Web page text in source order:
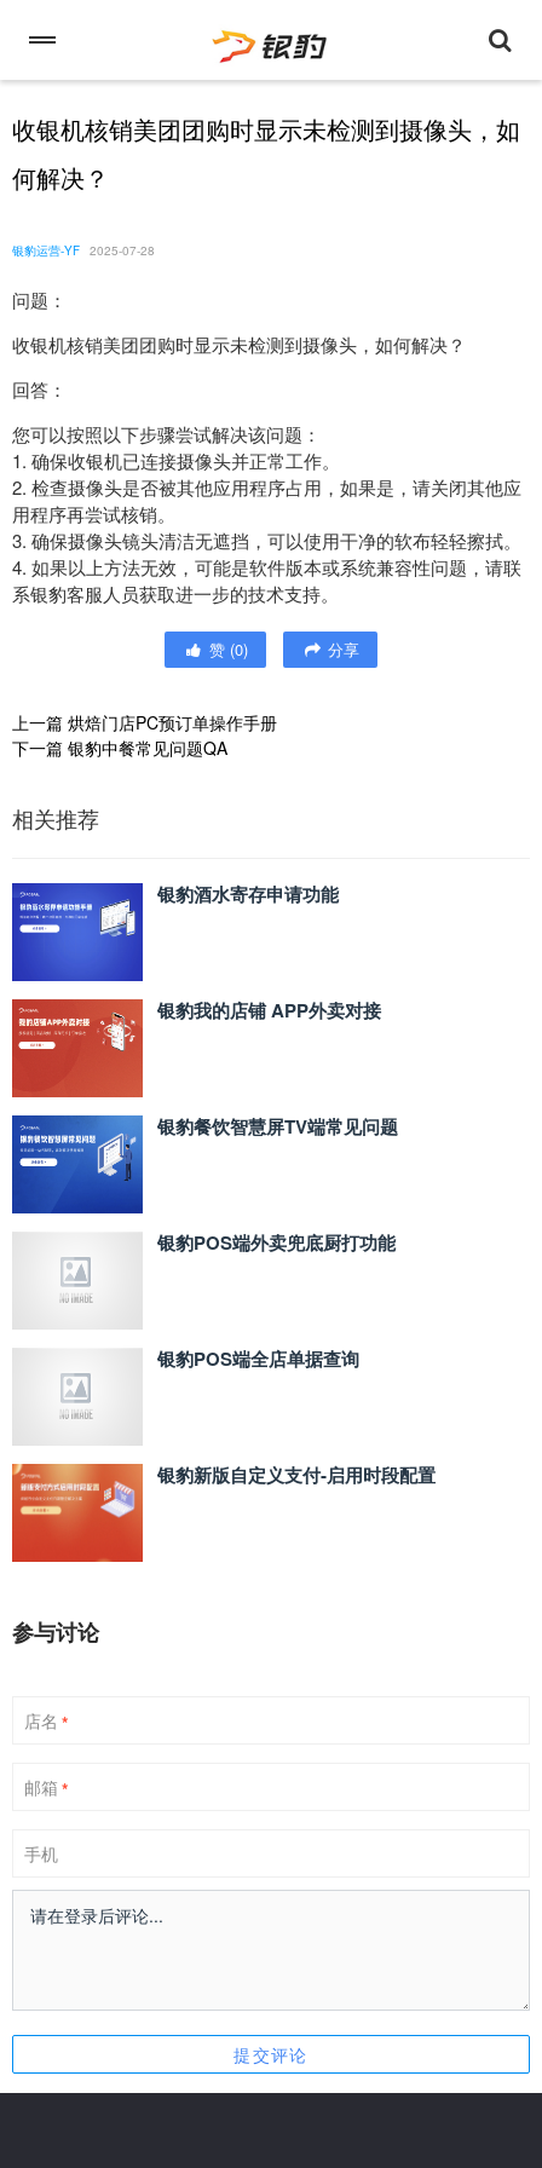
收银机核销美团团购时显示未检测到摄像头，如
何解决？
银豹运营-YF 2025-07-28
问题：
收银机核销美团团购时显示未检测到摄像头，如何解决？
回答：
您可以按照以下步骤尝试解决该问题：
1. 确保收银机已连接摄像头并正常工作。
2. 检查摄像头是否被其他应用程序占用，如果是，请关闭其他应
用程序再尝试核销。
3. 确保摄像头镜头清洁无遮挡，可以使用干净的软布轻轻擦拭。
4. 如果以上方法无效，可能是软件版本或系统兼容性问题，请联
系银豹客服人员获取进一步的技术支持。
赞 (0) 分享
上一篇 烘焙门店PC预订单操作手册
下一篇 银豹中餐常见问题QA
相关推荐
银豹酒水寄存申请功能
银豹我的店铺 APP外卖对接
银豹餐饮智慧屏TV端常见问题
银豹POS端外卖兜底厨打功能
银豹POS端全店单据查询
银豹新版自定义支付‑启用时段配置
参与讨论
店名 *
邮箱 *
手机